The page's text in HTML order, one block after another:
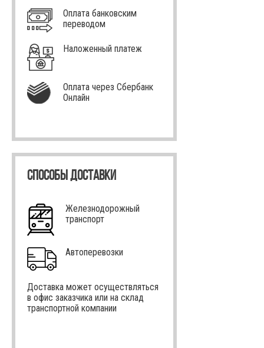
Оплата банковским
переводом
Наложенный платеж
Оплата через Сбербанк
Онлайн
СПОСОБЫ ДОСТАВКИ
Железнодорожный
транспорт
Автоперевозки
Доставка может осуществляться
в офис заказчика или на склад
транспортной компании